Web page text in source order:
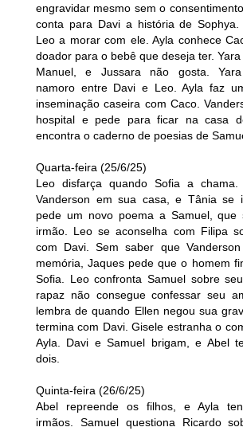
engravidar mesmo sem o
conta para Davi a história de Sophya.
Leo a morar com ele. Ayla conhece
doador para o bebê que deseja ter.
Manuel, e Jussara não gosta.
namoro entre Davi e Leo. Ayla faz
inseminação caseira com Caco.
hospital e pede para ficar na casa
encontra o caderno de poesias de
Quarta-feira (25/6/25)
Leo disfarça quando Sofia a chama.
Vanderson em sua casa, e Tânia se
pede um novo poema a Samuel,
irmão. Leo se aconselha com Filipa
com Davi. Sem saber que
memória, Jaques pede que o homem
Sofia. Leo confronta Samuel sobre
rapaz não consegue confessar seu
lembra de quando Ellen negou sua
termina com Davi. Gisele estranha o
Ayla. Davi e Samuel brigam, e Abel
dois.
Quinta-feira (26/6/25)
Abel repreende os filhos, e Ayla
irmãos. Samuel questiona Ricardo